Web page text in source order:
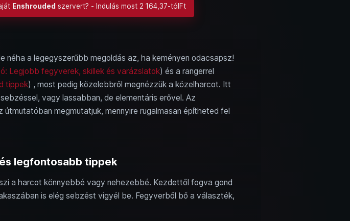
Enshrouded szervert? - Indulás most 2 164,37-tólFt
a legegyszerűbb megoldás az, ha keményen odacsapsz!
Legjobb fegyverek, skillek és varázslatok) és a rangerrel
tippek) , most pedig közelebbről megnézzük a közelharcot. Itt
vagy lassabban, de elementáris erővel. Az
megmutatjuk, mennyire rugalmasan építheted fel
legfontosabb tippek
a harcot könnyebbé vagy nehezebbé. Kezdettől fogva gond
is elég sebzést vigyél be. Fegyverből bő a választék,